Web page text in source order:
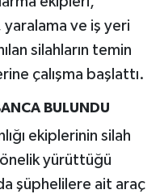
ve iş yeri
silahların temin
çalışma başlattı.
BULUNDU
ekiplerinin silah
yürüttüğü
şüphelilere ait araç